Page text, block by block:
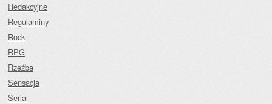
Redakcyjne
Regulaminy
Rock
RPG
Rzeźba
Sensacja
Serial